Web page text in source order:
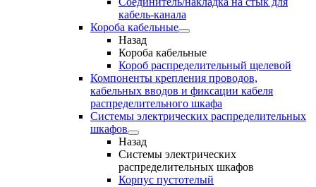
кабель-канала
Короба кабельные
Назад
Короба кабельные
Короб распределительный щелевой
Компоненты крепления проводов,
кабельных вводов и фиксации кабеля
распределительного шкафа
Системы электрических распределительных
шкафов
Назад
Системы электрических
распределительных шкафов
Корпус пустотелый